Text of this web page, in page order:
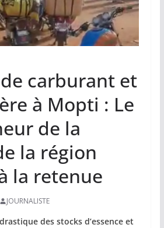
carburant et
à Mopti : Le
de la
la région
la retenue
JOURNALISTE
des stocks d’essence et